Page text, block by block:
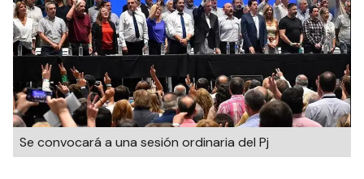
Se convocará a una sesión ordinaria del Pj